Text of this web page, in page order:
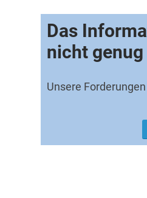
Das
nicht genug
Unsere